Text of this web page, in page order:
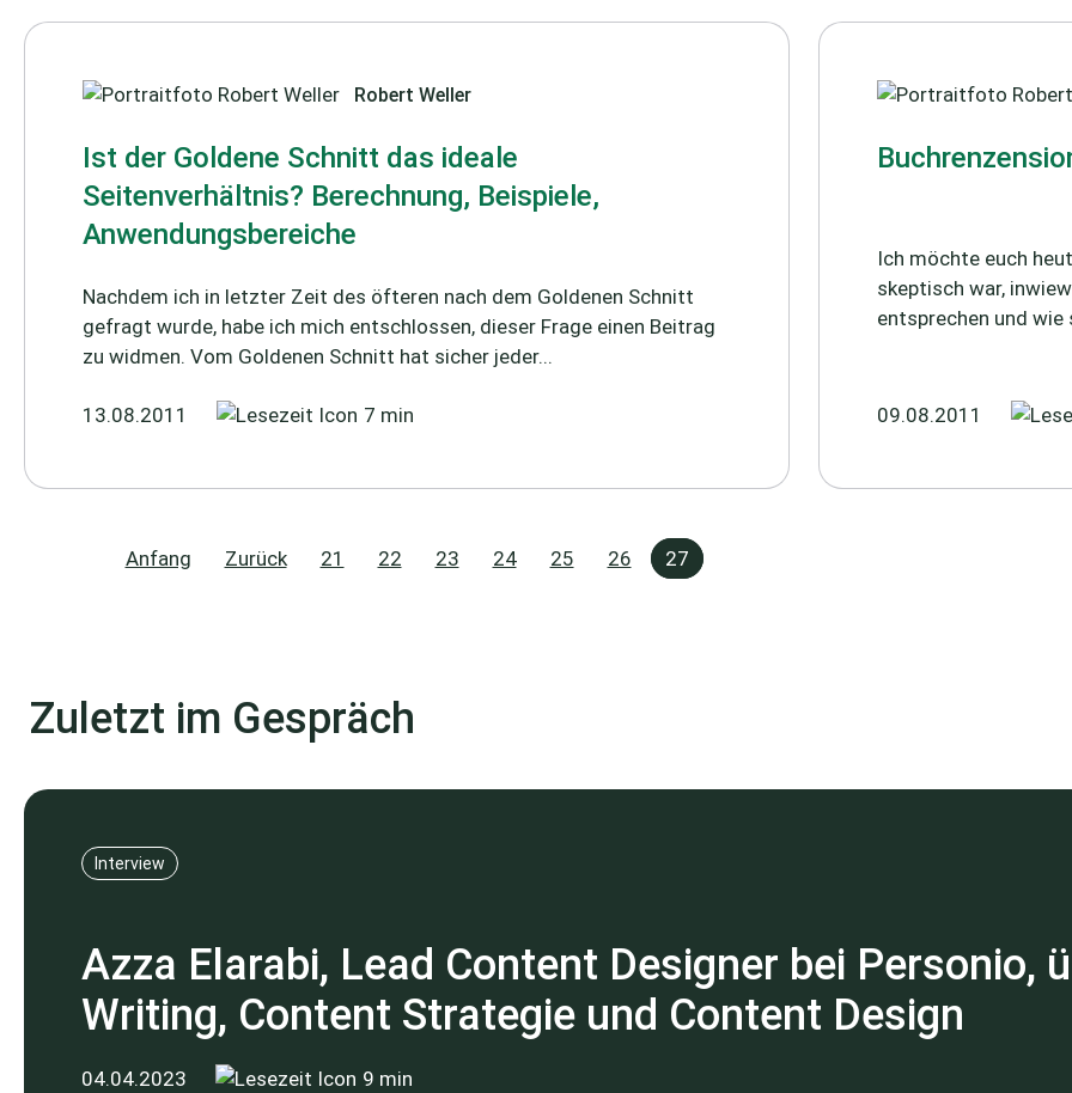
Robert Weller
Ist der Goldene Schnitt das ideale
Seitenverhältnis? Berechnung, Beispiele,
Anwendungsbereiche
Nachdem ich in letzter Zeit des öfteren nach dem Goldenen Schnitt
gefragt wurde, habe ich mich entschlossen, dieser Frage einen Beitrag
zu widmen. Vom Goldenen Schnitt hat sicher jeder...
13.08.2011 7 min
Ich möchte euch
skeptisch war,
entsprechen und wie
09.08.2011
Anfang Zurück 21 22 23 24 25 26 27
Zuletzt im Gespräch
Interview
Azza Elarabi, Lead Content Designer bei Personio,
Writing, Content Strategie und Content Design
04.04.2023 9 min